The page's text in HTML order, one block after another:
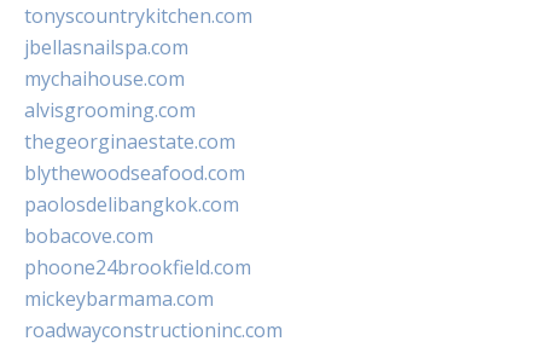
tonyscountrykitchen.com
jbellasnailspa.com
mychaihouse.com
alvisgrooming.com
thegeorginaestate.com
blythewoodseafood.com
paolosdelibangkok.com
bobacove.com
phoone24brookfield.com
mickeybarmama.com
roadwayconstructioninc.com